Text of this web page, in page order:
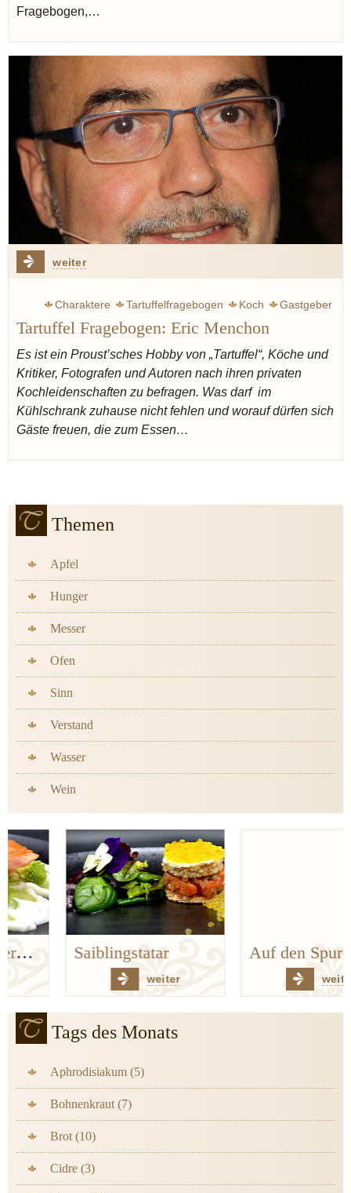
Fragebogen,…
weiter
Charaktere Tartuffelfragebogen Koch
Gastgeber
Dekonstrukteur
Tartuffel Fragebogen: Eric Menchon
Es ist ein Proust’sches Hobby von „Tartuffel“, Köche und
Kritiker, Fotografen und Autoren nach ihren privaten
Kochleidenschaften zu befragen. Was darf im
Kühlschrank zuhause nicht fehlen und worauf dürfen sich
Gäste freuen, die zum Essen…
Themen
Apfel
Hunger
Messer
Ofen
Sinn
Verstand
Wasser
Wein
Saiblingstatar
weiter
Auf den Spuren der Bergischen Küchenklassiker
weiter
Tags des Monats
Aphrodisiakum (5)
Bohnenkraut (7)
Brot (10)
Cidre (3)